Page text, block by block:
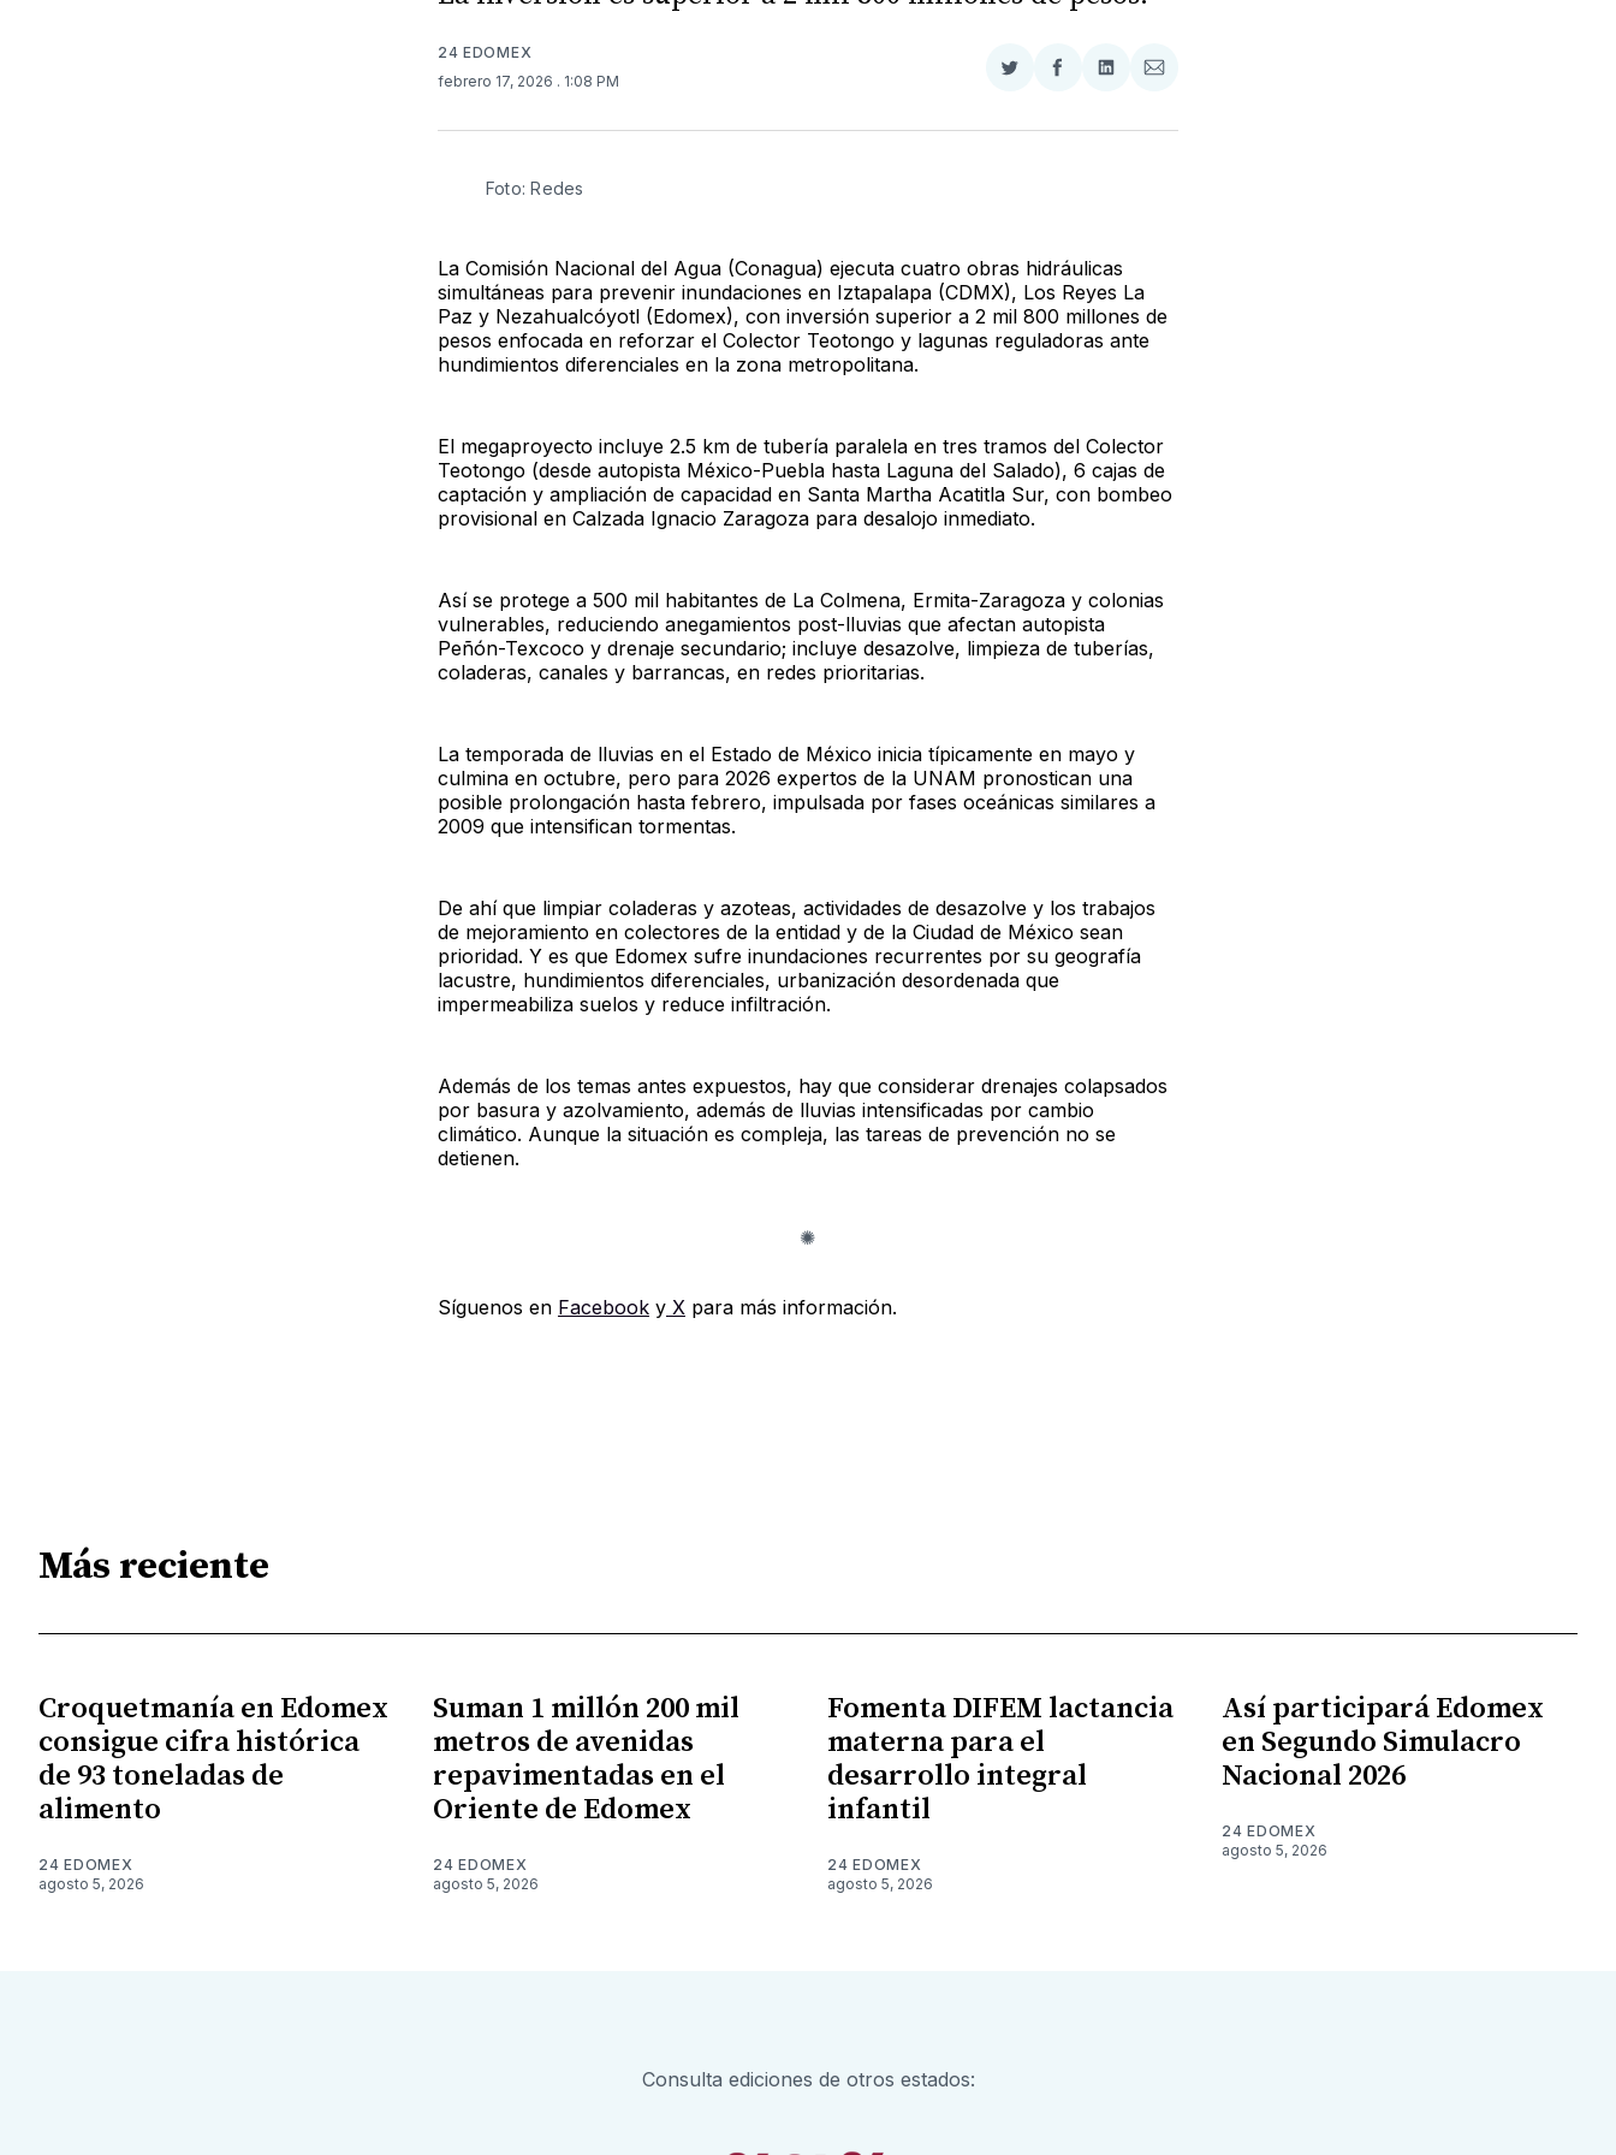
24 EDOMEX
febrero 17, 2026 . 1:08 PM
Compartir
Twitter
Compartir
Facebook
Compartir
LinkedIn
Compartir
Email
Foto: Redes
La Comisión Nacional del Agua (Conagua) ejecuta cuatro obras hidráulicas
simultáneas para prevenir inundaciones en Iztapalapa (CDMX), Los Reyes La
Paz y Nezahualcóyotl (Edomex), con inversión superior a 2 mil 800 millones de
pesos enfocada en reforzar el Colector Teotongo y lagunas reguladoras ante
hundimientos diferenciales en la zona metropolitana.
El megaproyecto incluye 2.5 km de tubería paralela en tres tramos del Colector
Teotongo (desde autopista México-Puebla hasta Laguna del Salado), 6 cajas de
captación y ampliación de capacidad en Santa Martha Acatitla Sur, con bombeo
provisional en Calzada Ignacio Zaragoza para desalojo inmediato.
Así se protege a 500 mil habitantes de La Colmena, Ermita-Zaragoza y colonias
vulnerables, reduciendo anegamientos post-lluvias que afectan autopista
Peñón-Texcoco y drenaje secundario; incluye desazolve, limpieza de tuberías,
coladeras, canales y barrancas, en redes prioritarias.
La temporada de lluvias en el Estado de México inicia típicamente en mayo y
culmina en octubre, pero para 2026 expertos de la UNAM pronostican una
posible prolongación hasta febrero, impulsada por fases oceánicas similares a
2009 que intensifican tormentas.
De ahí que limpiar coladeras y azoteas, actividades de desazolve y los trabajos
de mejoramiento en colectores de la entidad y de la Ciudad de México sean
prioridad. Y es que Edomex sufre inundaciones recurrentes por su geografía
lacustre, hundimientos diferenciales, urbanización desordenada que
impermeabiliza suelos y reduce infiltración.
Además de los temas antes expuestos, hay que considerar drenajes colapsados
por basura y azolvamiento, además de lluvias intensificadas por cambio
climático. Aunque la situación es compleja, las tareas de prevención no se
detienen.
Síguenos en FacebookyX para más información.
Más reciente
Croquetmanía en Edomex
consigue cifra histórica
de 93 toneladas de
alimento
24 EDOMEX
agosto 5, 2026
Suman 1 millón 200 mil
metros de avenidas
repavimentadas en el
Oriente de Edomex
24 EDOMEX
agosto 5, 2026
Fomenta DIFEM lactancia
materna para el
desarrollo integral
infantil
24 EDOMEX
agosto 5, 2026
Así participará Edomex
en Segundo Simulacro
Nacional 2026
24 EDOMEX
agosto 5, 2026
Consulta ediciones de otros estados: